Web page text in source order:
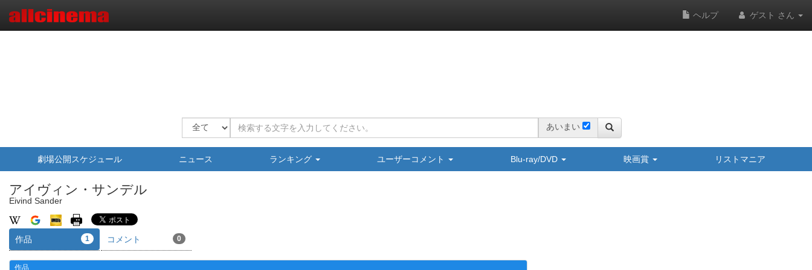
ヘルプ ゲスト さん
あいまい
劇場公開スケジュール ニュース ランキング ユーザーコメント Blu-ray/DVD 映画賞 リストマニア
アイヴィン・サンデル
Eivind Sander
作品 1 コメント 0
作品